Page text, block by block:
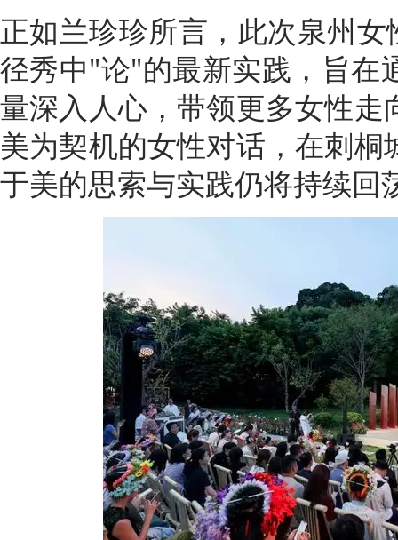
正如兰珍珍所言，此次泉州
径秀中"论"的最新实践，旨在
量深入人心，带领更多女性
美为契机的女性对话，在刺
于美的思索与实践仍将持续回